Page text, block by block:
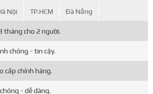
Nội TP.HCM Đà Nẵng
tháng cho 2 người.
chóng - tin cậy.
cấp chính hãng.
- dễ dàng.